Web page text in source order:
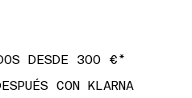
CON KLARNA